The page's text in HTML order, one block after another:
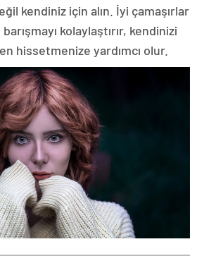
kendiniz için alın. İyi çamaşırlar
kolaylaştırır, kendinizi
hissetmenize yardımcı olur.